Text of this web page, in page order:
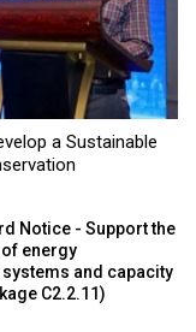
a Sustainable
Notice - Support the
energy
and capacity
C2.2.11)